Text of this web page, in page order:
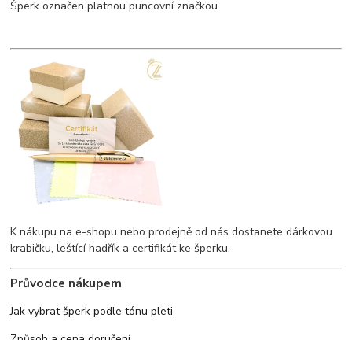
Šperk označen platnou puncovní značkou.
K nákupu na e-shopu nebo prodejně od nás dostanete dárkovou
krabičku, leštící hadřík a certifikát ke šperku.
Průvodce nákupem
Jak vybrat šperk podle tónu pleti